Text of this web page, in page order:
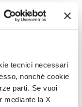
tecnici necessari
nonché cookie
parti. Se vuoi
mediante la X
28×28 pour plus de
grand placard
l’espace
ordonné et